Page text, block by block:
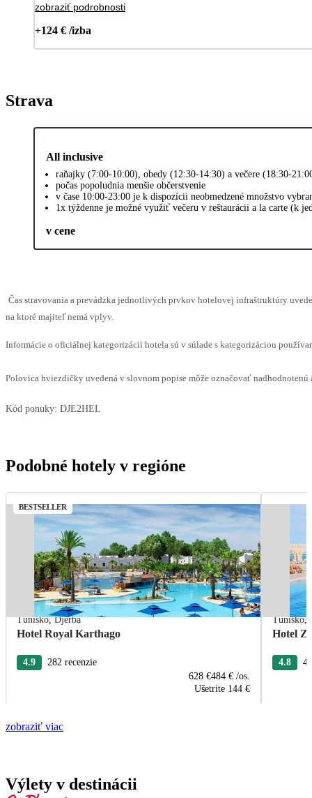
zobraziť podrobnosti
+124 € /izba
Strava
All inclusive
raňajky (7:00-10:00), obedy (12:30-14:30) a večere (18:30-
počas popoludnia menšie občerstvenie
v čase 10:00-23:00 je k dispozícii neobmedzené množstvo
1x týždenne je možné využiť večeru v reštaurácii a la carte (k
v cene
Čas stravovania a prevádzka jednotlivých prvkov hotelovej infraštruktúry
na ktoré majiteľ nemá vplyv.
Informácie o oficiálnej kategorizácii hotela sú v súlade s kategorizáciou
Polovica hviezdičky uvedená v slovnom popise môže označovať
Kód ponuky: DJE2HEL
Podobné hotely v regióne
BESTSELLER
Tunisko,Djerba
Hotel Royal Karthago
4.9
282 recenzie
628 €484 € /os.
Ušetrite 144 €
Tunisko,
Hotel
4.8
zobraziť viac
Výlety v destinácii